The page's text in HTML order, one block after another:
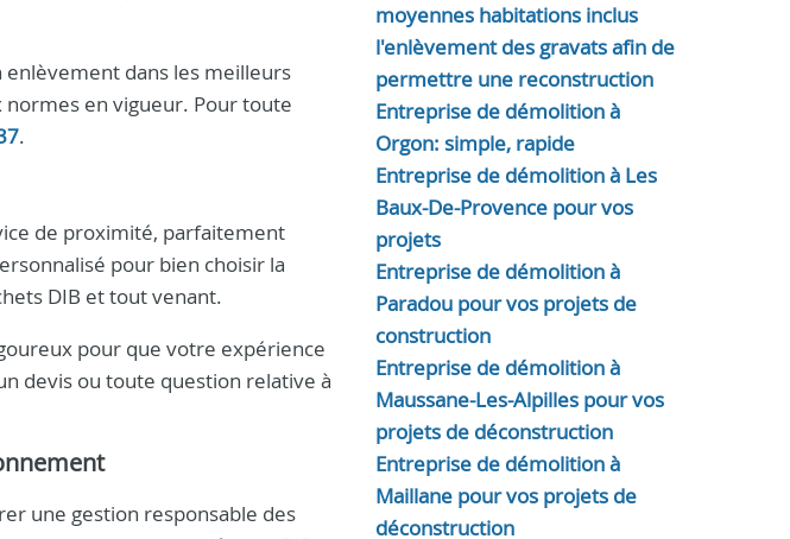
dans les meilleurs
en vigueur. Pour toute
.
de proximité, parfaitement
pour bien choisir la
DIB et tout venant.
pour que votre expérience
devis ou toute question relative à
une gestion responsable des
moyennes habitations inclus
l'enlèvement des gravats afin de
permettre une reconstruction
Entreprise de démolition à
Orgon: simple, rapide
Entreprise de démolition à Les
Baux-De-Provence pour vos
projets
Entreprise de démolition à
Paradou pour vos projets de
construction
Entreprise de démolition à
Maussane-Les-Alpilles pour vos
projets de déconstruction
Entreprise de démolition à
Maillane pour vos projets de
déconstruction